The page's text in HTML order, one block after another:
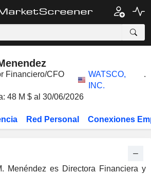
Financiero/CFO
WATSCO,
INC.
.
48 M $ al 30/06/2026
Red Personal Conexiones
Menéndez es Directora Financiera y